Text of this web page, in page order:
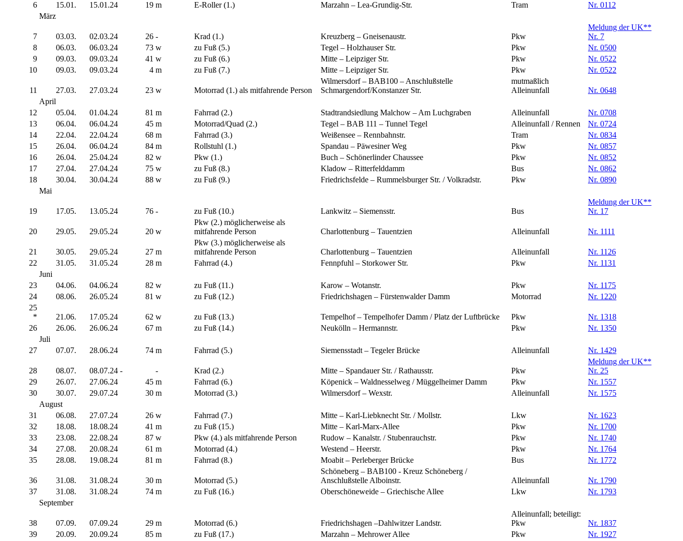
6
15.01. 15.01.24 19 m E-Roller (1.) Marzahn – Lea-Grundig-Str. Tram
Nr. 0112
März
7 03.03. 02.03.24 26 - Krad (1.) Kreuzberg – Gneisenaustr. Pkw
Meldung der UK**
Nr. 7
8
06.03. 06.03.24 73 w zu Fuß (5.) Tegel – Holzhauser Str. Pkw
Nr. 0500
9
09.03. 09.03.24 41 w zu Fuß (6.) Mitte – Leipziger Str. Pkw
Nr. 0522
10
09.03. 09.03.24 4 m zu Fuß (7.) Mitte – Leipziger Str. Pkw Nr. 0522
11 27.03. 27.03.24 23 w Motorrad (1.) als mitfahrende Person
Wilmersdorf – BAB100 – Anschlußstelle
Schmargendorf/Konstanzer Str.
mutmaßlich
Alleinunfall
Nr. 0648
April
12
05.04. 01.04.24 81 m Fahrrad (2.) Stadtrandsiedlung Malchow – Am Luchgraben Alleinunfall
Nr. 0708
13
06.04. 06.04.24 45 m Motorrad/Quad (2.) Tegel – BAB 111 – Tunnel Tegel Alleinunfall / Rennen
Nr. 0724
14
22.04. 22.04.24 68 m Fahrrad (3.) Weißensee – Rennbahnstr. Tram
Nr. 0834
15
26.04. 06.04.24 84 m Rollstuhl (1.) Spandau – Päwesiner Weg Pkw
Nr. 0857
16
26.04. 25.04.24 82 w Pkw (1.) Buch – Schönerlinder Chaussee Pkw
Nr. 0852
17
27.04. 27.04.24 75 w zu Fuß (8.) Kladow – Ritterfelddamm Bus
Nr. 0862
18
30.04. 30.04.24 88 w zu Fuß (9.) Friedrichsfelde – Rummelsburger Str. / Volkradstr. Pkw
Nr. 0890
Mai
19 17.05. 13.05.24 76 - zu Fuß (10.) Lankwitz – Siemensstr. Bus
Meldung der UK**
Nr. 17
20 29.05. 29.05.24 20 w
Pkw (2.) möglicherweise als
mitfahrende Person
Charlottenburg – Tauentzien Alleinunfall Nr. 1111
21 30.05. 29.05.24 27 m
Pkw (3.) möglicherweise als
mitfahrende Person
Charlottenburg – Tauentzien Alleinunfall
Nr. 1126
22
31.05. 31.05.24 28 m Fahrrad (4.) Fennpfuhl – Storkower Str. Pkw
Nr. 1131
Juni
23
04.06. 04.06.24 82 w zu Fuß (11.) Karow – Wotanstr. Pkw
Nr. 1175
24
08.06. 26.05.24 81 w zu Fuß (12.) Friedrichshagen – Fürstenwalder Damm Motorrad
Nr. 1220
25
*
21.06. 17.05.24 62 w zu Fuß (13.) Tempelhof – Tempelhofer Damm / Platz der Luftbrücke Pkw
Nr. 1318
26
26.06. 26.06.24 67 m zu Fuß (14.) Neukölln – Hermannstr. Pkw
Nr. 1350
Juli
27
07.07. 28.06.24 74 m Fahrrad (5.) Siemensstadt – Tegeler Brücke Alleinunfall Nr. 1429
28 08.07. 08.07.24 - - Krad (2.) Mitte – Spandauer Str. / Rathausstr. Pkw
Meldung der UK**
Nr. 25
29
26.07. 27.06.24 45 m Fahrrad (6.) Köpenick – Waldnesselweg / Müggelheimer Damm Pkw
Nr. 1557
30
30.07. 29.07.24 30 m Motorrad (3.) Wilmersdorf – Wexstr. Alleinunfall
Nr. 1575
August
31
06.08. 27.07.24 26 w Fahrrad (7.) Mitte – Karl-Liebknecht Str. / Mollstr. Lkw
Nr. 1623
32
18.08. 18.08.24 41 m zu Fuß (15.) Mitte – Karl-Marx-Allee Pkw
Nr. 1700
33
23.08. 22.08.24 87 w Pkw (4.) als mitfahrende Person Rudow – Kanalstr. / Stubenrauchstr. Pkw
Nr. 1740
34
27.08. 20.08.24 61 m Motorrad (4.) Westend – Heerstr. Pkw
Nr. 1764
35
28.08. 19.08.24 81 m Fahrrad (8.) Moabit – Perleberger Brücke Bus Nr. 1772
36 31.08. 31.08.24 30 m Motorrad (5.)
Schöneberg – BAB100 - Kreuz Schöneberg /
Anschlußstelle Alboinstr.
Alleinunfall
Nr. 1790
37
31.08. 31.08.24 74 m zu Fuß (16.) Oberschöneweide – Griechische Allee Lkw
Nr. 1793
September
38 07.09. 07.09.24 29 m Motorrad (6.) Friedrichshagen –Dahlwitzer Landstr.
Alleinunfall; beteiligt:
Pkw
Nr. 1837
39
20.09. 20.09.24 85 m zu Fuß (17.) Marzahn – Mehrower Allee Pkw Nr. 1927